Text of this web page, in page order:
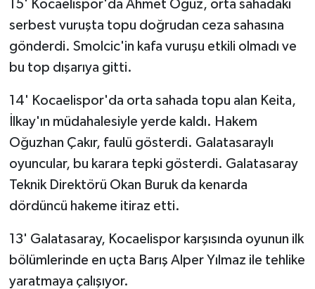
15' Kocaelispor'da Ahmet Oğuz, orta sahadaki
serbest vuruşta topu doğrudan ceza sahasına
gönderdi. Smolcic'in kafa vuruşu etkili olmadı ve
bu top dışarıya gitti.
14' Kocaelispor'da orta sahada topu alan Keita,
İlkay'ın müdahalesiyle yerde kaldı. Hakem
Oğuzhan Çakır, faulü gösterdi. Galatasaraylı
oyuncular, bu karara tepki gösterdi. Galatasaray
Teknik Direktörü Okan Buruk da kenarda
dördüncü hakeme itiraz etti.
13' Galatasaray, Kocaelispor karşısında oyunun ilk
bölümlerinde en uçta Barış Alper Yılmaz ile tehlike
yaratmaya çalışıyor.